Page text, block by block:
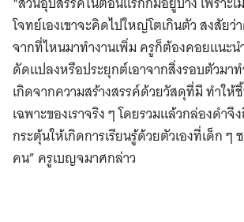
โจทย์เองเขาจะคิดไปใหญ่โตเกินตัว สงสัย
จากที่ไหนมาทำงานเพิ่ม ครูก็ต้องคอยแนะน
ดัดแปลงหรือประยุกต์เอาจากสิ่งรอบตัวมา
เกิดจากความสร้างสรรค์ด้วยวัสดุที่มี ทำใ
เฉพาะของเราจริง ๆ โดยรวมแล้วกล่องดำ
กระตุ้นให้เกิดการเรียนรู้ด้วยตัวเองที่เด็ก
คน” ครูเบญจมาศกล่าว